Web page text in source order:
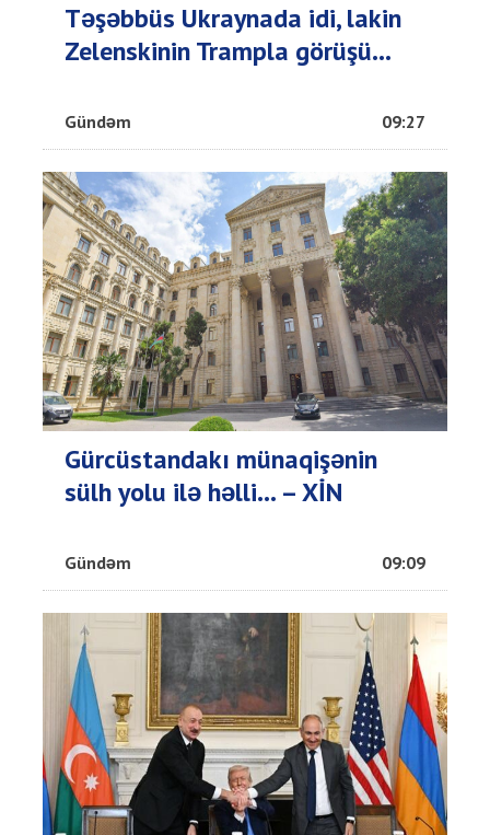
Təşəbbüs Ukraynada idi, lakin
Zelenskinin Trampla görüşü...
Gündəm 09:27
Gürcüstandakı münaqişənin
sülh yolu ilə həlli... – XİN
Gündəm 09:09